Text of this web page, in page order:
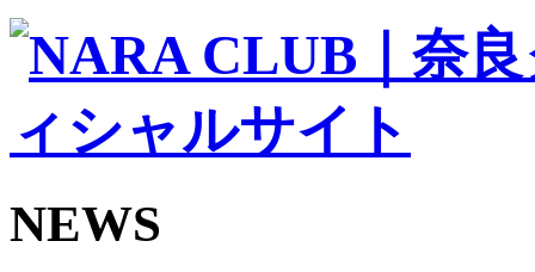
バモス
チアダンススクール
ボランティアチーム「volundeer」
ビクトリーロード
HOMEGAME
観戦ルール＆マナー
Jリーグ運営管理規定
写真・動画使用ガイドライン
NEWS